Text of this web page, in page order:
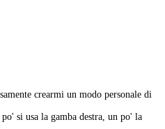
crearmi un modo personale di
si usa la gamba destra, un po' la